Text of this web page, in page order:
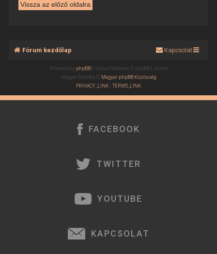
Vissza az előző oldalra
Fórum kezdőlap Kapcsolat
Powered by phpBB® Forum Software © phpBB Limited
Magyar fordítás © Magyar phpBB Közösség
PRIVACY_LINK |TERMS_LINK
FACEBOOK
TWITTER
YOUTUBE
KAPCSOLAT